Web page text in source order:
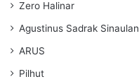
Zero Halinar
Agustinus Sadrak Sinaulan
ARUS
Pilhut